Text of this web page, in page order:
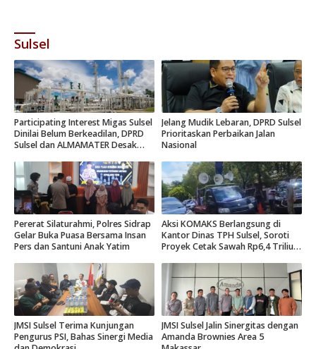
Sulsel
Participating Interest Migas Sulsel
Dinilai Belum Berkeadilan, DPRD
Sulsel dan ALMAMATER Desak
Jelang Mudik Lebaran, DPRD Sulsel
Prioritaskan Perbaikan Jalan
Nasional
Pererat Silaturahmi, Polres Sidrap
Gelar Buka Puasa Bersama Insan
Pers dan Santuni Anak Yatim
Aksi KOMAKS Berlangsung di
Kantor Dinas TPH Sulsel, Soroti
Proyek Cetak Sawah Rp6,4 Triliun
JMSI Sulsel Terima Kunjungan
Pengurus PSI, Bahas Sinergi Media
JMSI Sulsel Jalin Sinergitas dengan
Amanda Brownies Area 5